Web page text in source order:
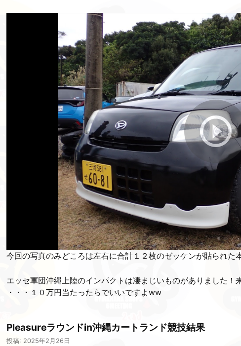
今回の写真のみどころは左右に合計１２枚のゼッケンが貼られた
エッセ軍団沖縄上陸のインパクトは凄まじいものがありました！
・・・１０万円当たったらでいいですよww
Pleasureラウンドin沖縄カートランド競技結果
投稿: 2025年2月26日